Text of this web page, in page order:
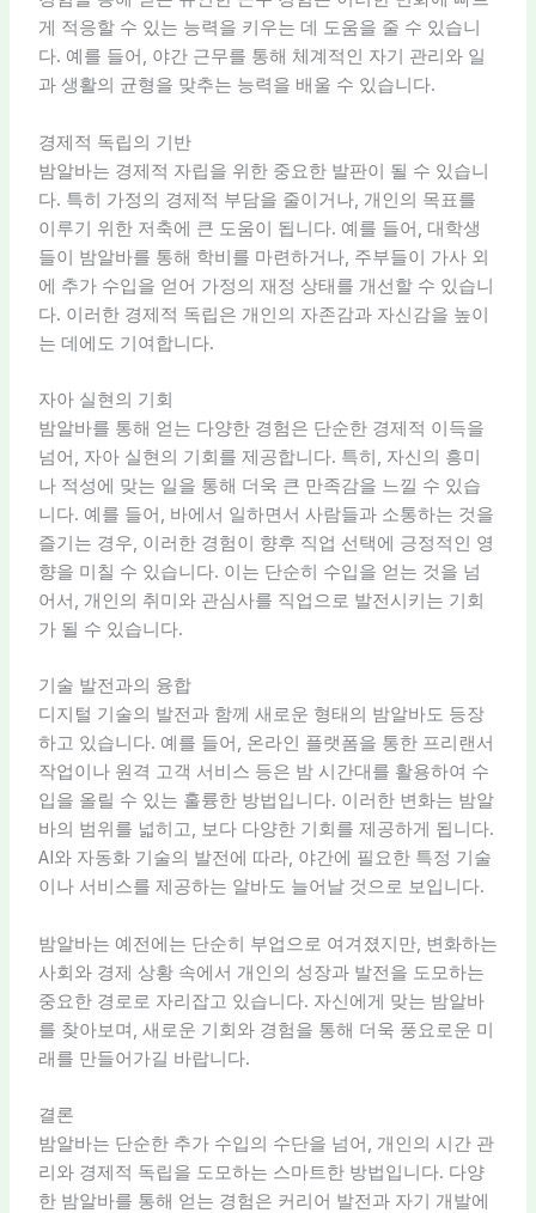
게 적응할 수 있는 능력을 키우는 데 도움을 줄 수 있습니
다. 예를 들어, 야간 근무를 통해 체계적인 자기 관리와 일
과 생활의 균형을 맞추는 능력을 배울 수 있습니다.
경제적 독립의 기반
밤알바는 경제적 자립을 위한 중요한 발판이 될 수 있습니
다. 특히 가정의 경제적 부담을 줄이거나, 개인의 목표를
이루기 위한 저축에 큰 도움이 됩니다. 예를 들어, 대학생
들이 밤알바를 통해 학비를 마련하거나, 주부들이 가사 외
에 추가 수입을 얻어 가정의 재정 상태를 개선할 수 있습니
다. 이러한 경제적 독립은 개인의 자존감과 자신감을 높이
는 데에도 기여합니다.
자아 실현의 기회
밤알바를 통해 얻는 다양한 경험은 단순한 경제적 이득을
넘어, 자아 실현의 기회를 제공합니다. 특히, 자신의 흥미
나 적성에 맞는 일을 통해 더욱 큰 만족감을 느낄 수 있습
니다. 예를 들어, 바에서 일하면서 사람들과 소통하는 것을
즐기는 경우, 이러한 경험이 향후 직업 선택에 긍정적인 영
향을 미칠 수 있습니다. 이는 단순히 수입을 얻는 것을 넘
어서, 개인의 취미와 관심사를 직업으로 발전시키는 기회
가 될 수 있습니다.
기술 발전과의 융합
디지털 기술의 발전과 함께 새로운 형태의 밤알바도 등장
하고 있습니다. 예를 들어, 온라인 플랫폼을 통한 프리랜서
작업이나 원격 고객 서비스 등은 밤 시간대를 활용하여 수
입을 올릴 수 있는 훌륭한 방법입니다. 이러한 변화는 밤알
바의 범위를 넓히고, 보다 다양한 기회를 제공하게 됩니다.
AI와 자동화 기술의 발전에 따라, 야간에 필요한 특정 기술
이나 서비스를 제공하는 알바도 늘어날 것으로 보입니다.
밤알바는 예전에는 단순히 부업으로 여겨졌지만, 변화하는
사회와 경제 상황 속에서 개인의 성장과 발전을 도모하는
중요한 경로로 자리잡고 있습니다. 자신에게 맞는 밤알바
를 찾아보며, 새로운 기회와 경험을 통해 더욱 풍요로운 미
래를 만들어가길 바랍니다.
결론
밤알바는 단순한 추가 수입의 수단을 넘어, 개인의 시간 관
리와 경제적 독립을 도모하는 스마트한 방법입니다. 다양
한 밤알바를 통해 얻는 경험은 커리어 발전과 자기 개발에